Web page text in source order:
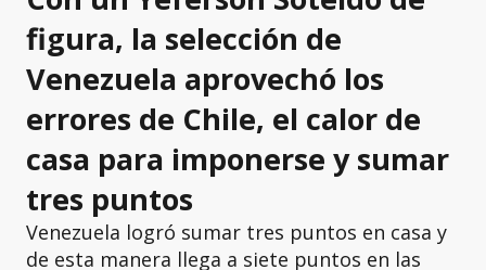
figura, la selección de
Venezuela aprovechó los
errores de Chile, el calor de
casa para imponerse y sumar
tres puntos
Venezuela logró sumar tres puntos en casa y
de esta manera llega a siete puntos en las